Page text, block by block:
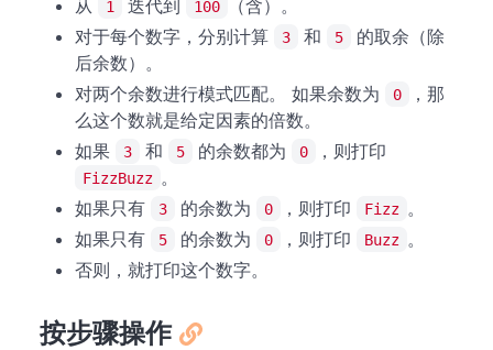
从
1 迭代到 100
（含）。
对于每个数字，分别计算
3 和 5
的取余（除
后余数）。
对两个余数进行模式匹配。 如果余数为
0
，那
么这个数就是给定因素的倍数。
如果
3 和 5 的余数都为 0 ，则打印
FizzBuzz 。
如果只有
3 的余数为 0 ，则打印 Fizz 。
如果只有
5 的余数为 0 ，则打印 Buzz 。
否则，就打印这个数字。
按步骤操作